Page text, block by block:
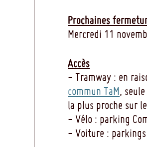
Prochaines
Mercredi 11
Accès
- Tramway : en
commun TaM,
la plus proche sur
- Vélo : parking
- Voiture : parkings